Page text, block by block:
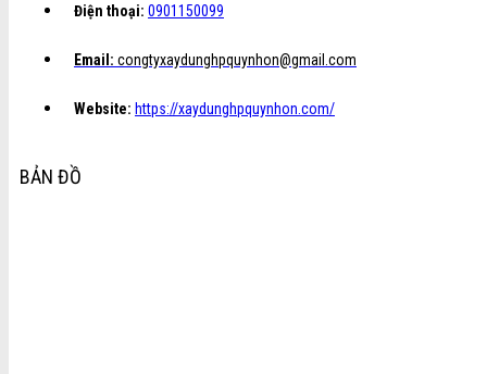
Điện thoại: 0901150099
Email: congtyxaydunghpquynhon@gmail.com
Website: https://xaydunghpquynhon.com/
BẢN ĐỒ